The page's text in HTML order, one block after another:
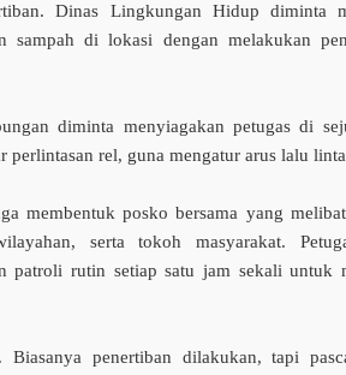
Dinas Lingkungan Hidup diminta
sampah di lokasi dengan melakukan
diminta menyiagakan petugas di
perlintasan rel, guna mengatur arus lalu
membentuk posko bersama yang
serta tokoh masyarakat.
patroli rutin setiap satu jam sekali untuk
penertiban dilakukan, tapi